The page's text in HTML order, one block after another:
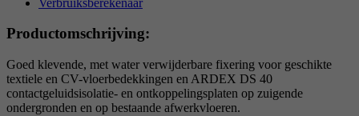
Productomschrijving:
Goed klevende, met water verwijderbare fixering voor geschikte
textiele en CV-vloerbedekkingen en ARDEX DS 40
contactgeluidsisolatie- en ontkoppelingsplaten op zuigende
ondergronden en op bestaande afwerkvloeren.